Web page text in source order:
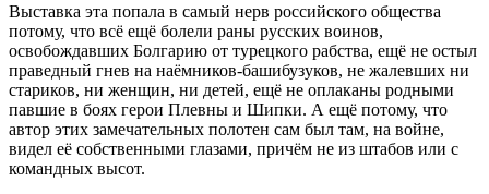
Выставка эта попала в самый нерв российского общества
потому, что всё ещё болели раны русских воинов,
освобождавших Болгарию от турецкого рабства, ещё не остыл
праведный гнев на наёмников-башибузуков, не жалевших ни
стариков, ни женщин, ни детей, ещё не оплаканы родными
павшие в боях герои Плевны и Шипки. А ещё потому, что
автор этих замечательных полотен сам был там, на войне,
видел её собственными глазами, причём не из штабов или с
командных высот.